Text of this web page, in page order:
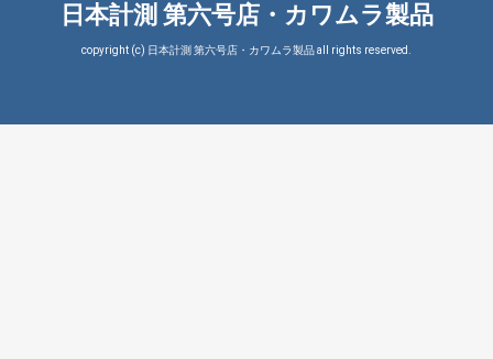
日本計測 第六号店・カワムラ製品
copyright (c) 日本計測 第六号店・カワムラ製品 all rights reserved.